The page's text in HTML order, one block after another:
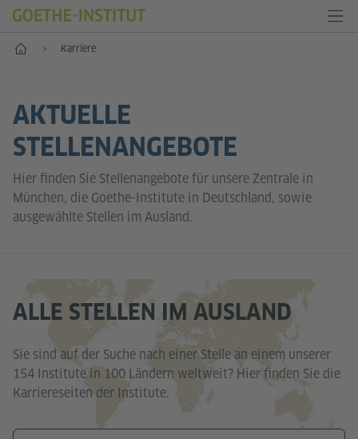
Start Karriere
AKTUELLE
STELLENANGEBOTE
Hier finden Sie Stellenangebote für unsere Zentrale in
München, die Goethe-Institute in Deutschland, sowie
ausgewählte Stellen im Ausland.
ALLE STELLEN IM AUSLAND
Sie sind auf der Suche nach einer Stelle an einem unserer
154 Institute in 100 Ländern weltweit? Hier finden Sie die
Karriereseiten der Institute.